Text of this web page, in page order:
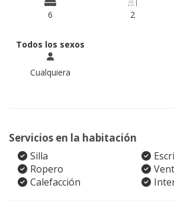
6 2
Todos los sexos
Cualquiera
Servicios en la habitación
Silla
Ropero
Calefacción